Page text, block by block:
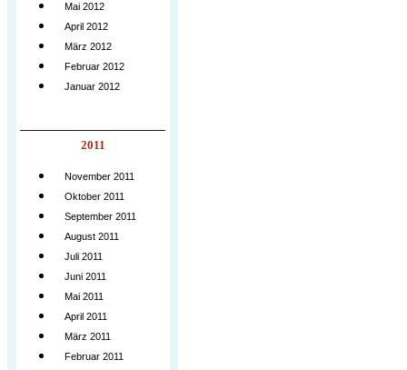
Mai 2012
April 2012
März 2012
Februar 2012
Januar 2012
2011
November 2011
Oktober 2011
September 2011
August 2011
Juli 2011
Juni 2011
Mai 2011
April 2011
März 2011
Februar 2011